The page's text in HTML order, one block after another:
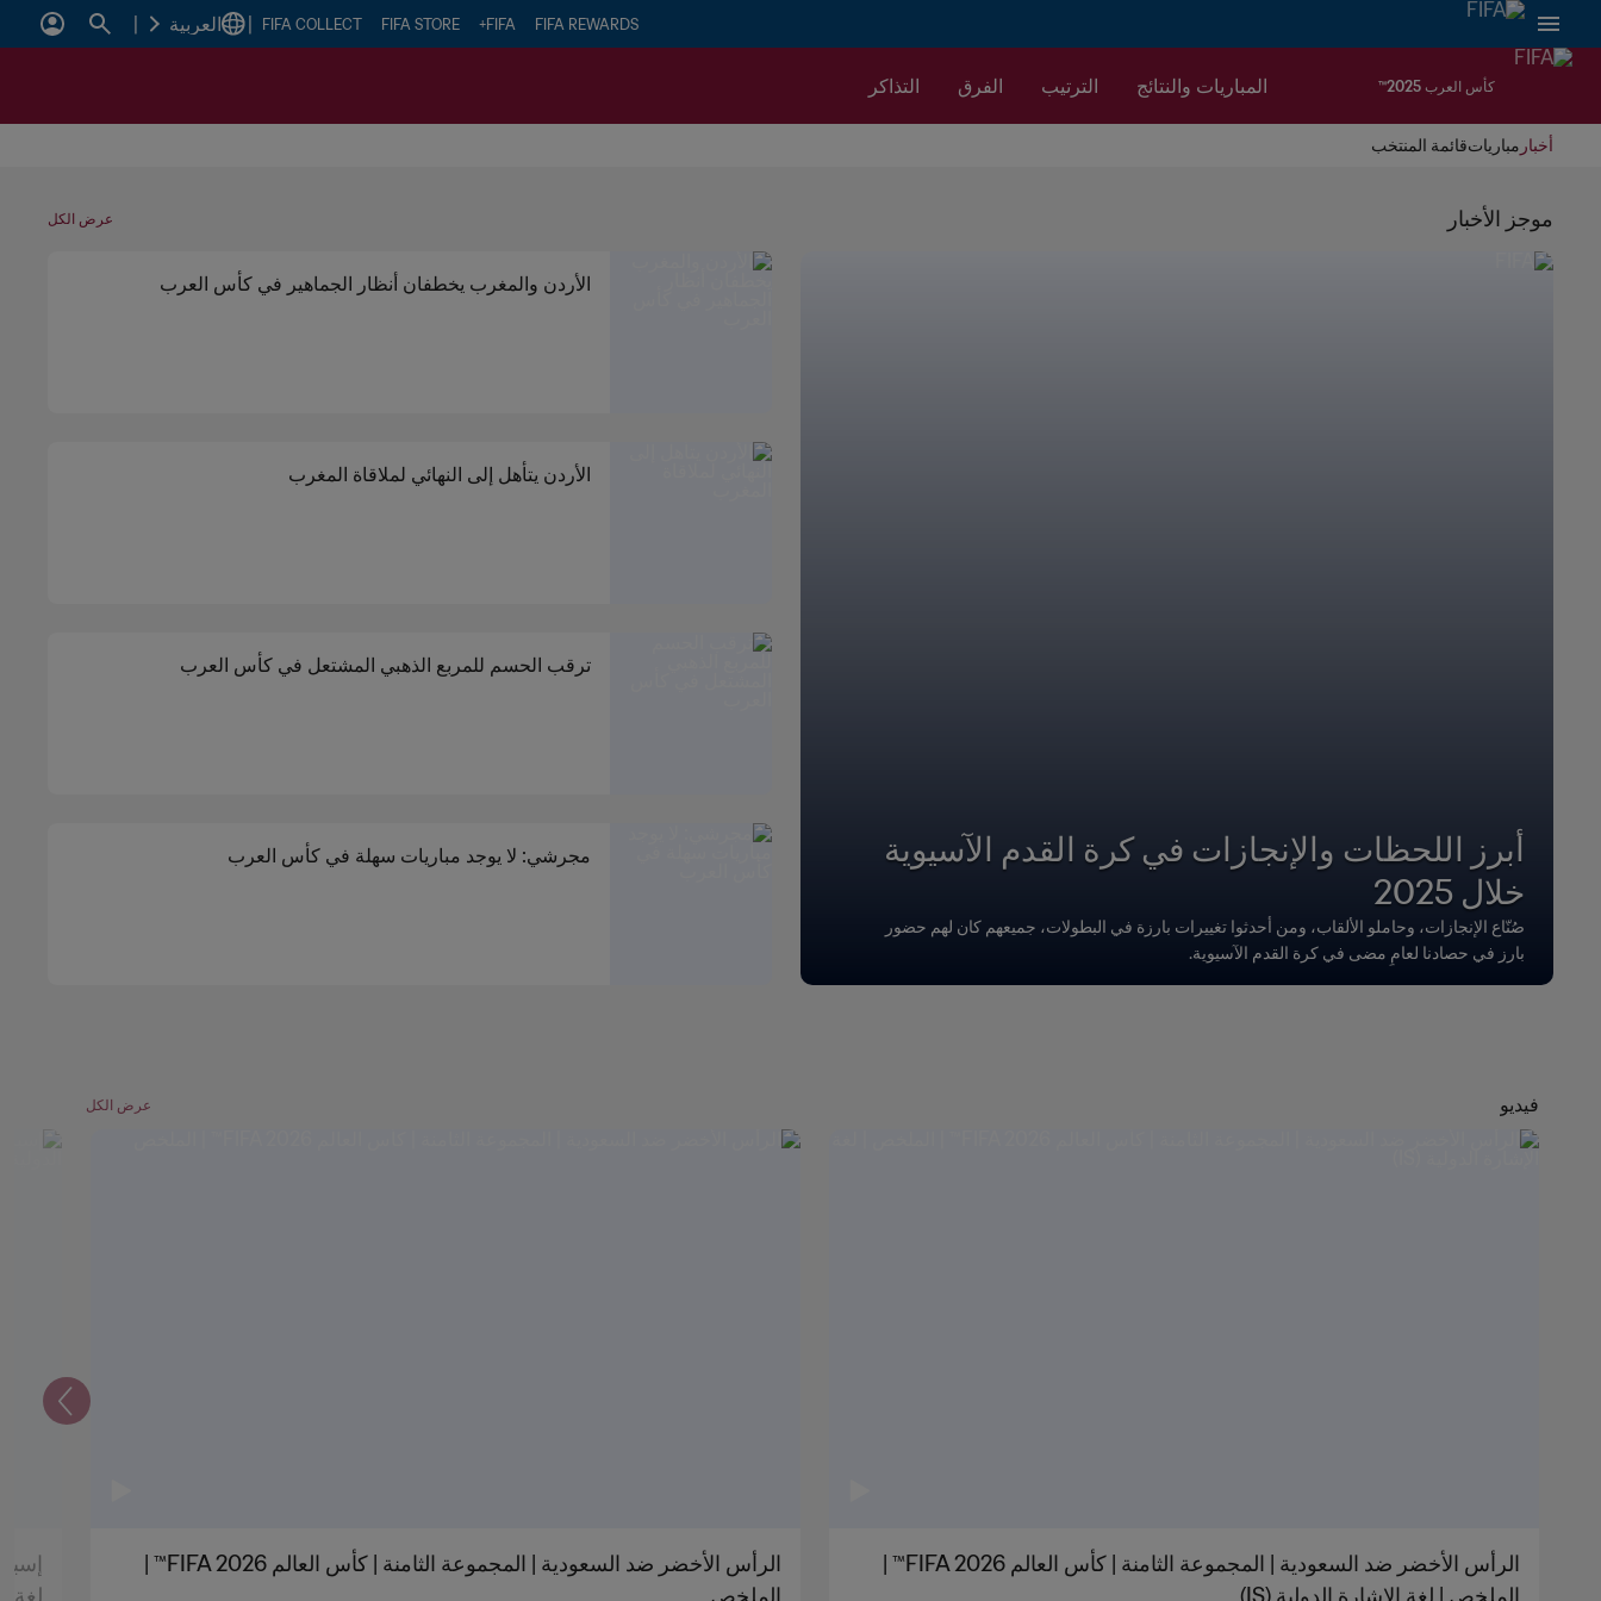
FIFA REWARDS
FIFA+
FIFA STORE
FIFA COLLECT العربية
كأس العرب 2025™ المباريات والنتائج الترتيب الفرق التذاكر
أخبار مبارياتقائمة المنتخب
موجز الأخبار عرض الكل
أبرز اللحظات والإنجازات في كرة القدم الآسيوية
خلال 2025
صُنّاع الإنجازات، وحاملو الألقاب، ومن أحدثوا تغييرات بارزة في البطولات، جميعهم كان لهم حضور
بارز في حصادنا لعامٍ مضى في كرة القدم الآسيوية.
الأردن والمغرب يخطفان أنظار الجماهير في كأس العرب
الأردن يتأهل إلى النهائي لملاقاة المغرب
ترقب الحسم للمربع الذهبي المشتعل في كأس العرب
مجرشي: لا يوجد مباريات سهلة في كأس العرب
فيديو عرض الكل
الرأس الأخضر ضد السعودية | المجموعة الثامنة | كأس العالم FIFA 2026™ |
الرأس الأخضر ضد السعودية | المجموعة الثامنة | كأس العالم FIFA 2026™ |
التالي